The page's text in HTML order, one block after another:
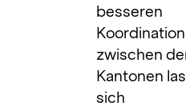
besseren
Koordination
zwischen
Kantonen
sich